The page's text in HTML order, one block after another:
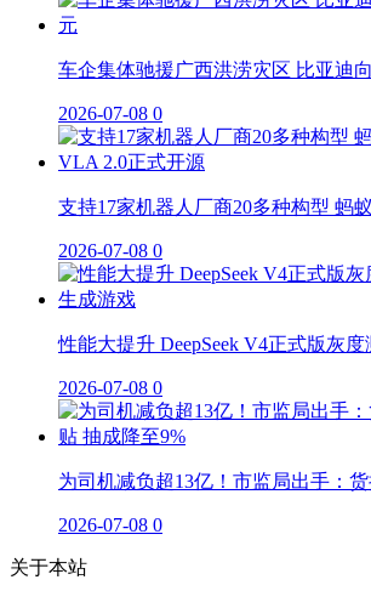
车企集体驰援广西洪涝灾区 比亚迪
2026-07-08 0
支持17家机器人厂商20多种构型 蚂
2026-07-08 0
性能大提升 DeepSeek V4正式版灰度
2026-07-08 0
为司机减负超13亿！市监局出手：
2026-07-08 0
关于本站